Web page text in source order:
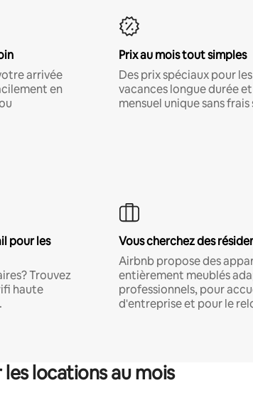
arrivée
en
Prix au mois tout simples
Des prix spéciaux pour
vacances longue durée
mensuel unique sans
pour les
Trouvez
haute
Vous cherchez des
Airbnb propose des
entièrement meublés
professionnels, pour
d'entreprise et pour le
locations au mois